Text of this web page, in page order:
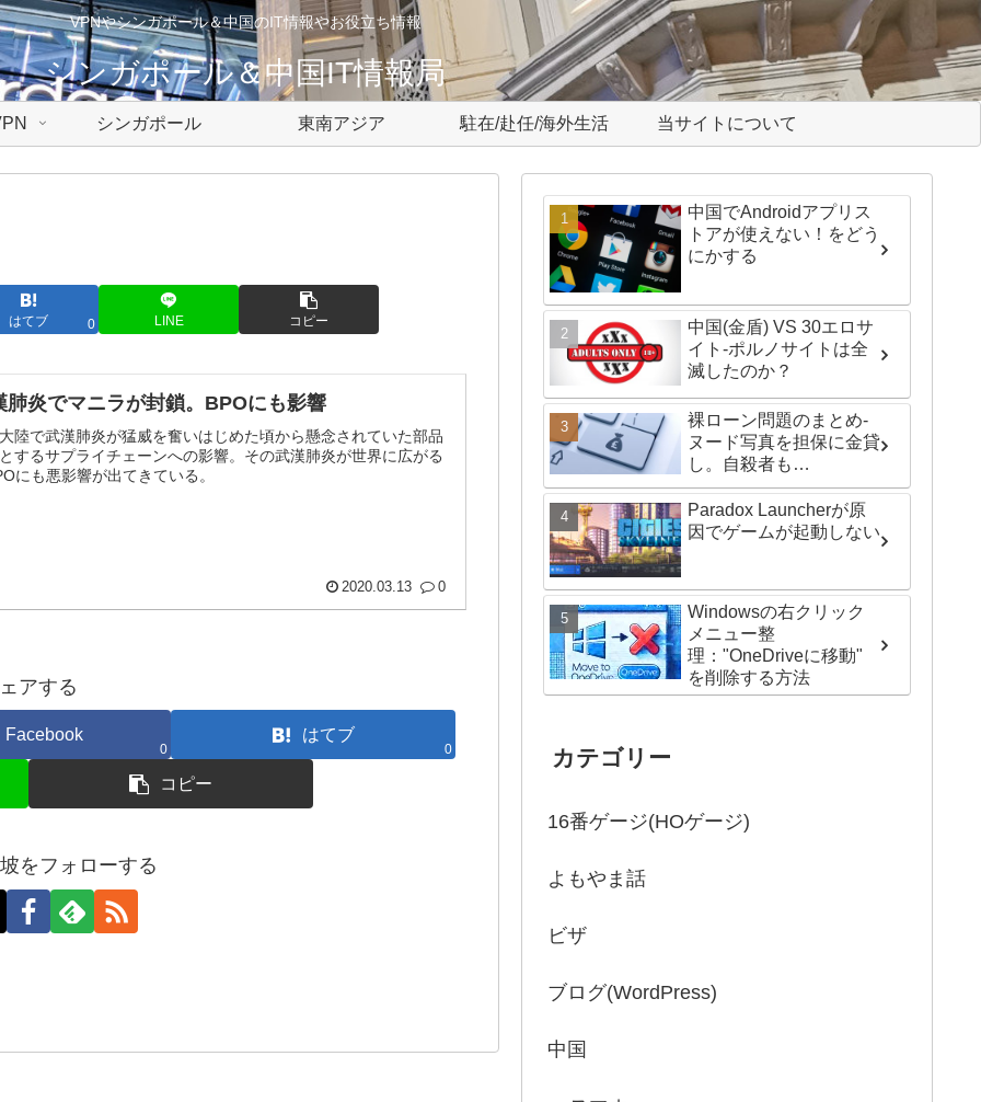
VPNやシンガポール＆中国のIT情報やお役立ち情報
シンガポール＆中国IT情報局
シンガポール 東南アジア 駐在/赴任/海外生活 当サイトについて
はてブ 0 LINE コピー
肺炎でマニラが封鎖。BPOにも影響
陸で武漢肺炎が猛威を奮いはじめた頃から懸念されていた部品
するサプライチェーンへの影響。その武漢肺炎が世界に広がる
にも悪影響が出てきている。
2020.03.13 0
アする
Facebook
0
はてブ
0
コピー
をフォローする
中国でAndroidアプリス
トアが使えない！をどう
にかする
中国(金盾) VS 30エロサ
イト-ポルノサイトは全
滅したのか？
裸ローン問題のまとめ-
ヌード写真を担保に金貸
し。自殺者も…
Paradox Launcherが原
因でゲームが起動しない
Windowsの右クリック
メニュー整
理："OneDriveに移動"
を削除する方法
カテゴリー
16番ゲージ(HOゲージ)
よもやま話
ビザ
ブログ(WordPress)
中国